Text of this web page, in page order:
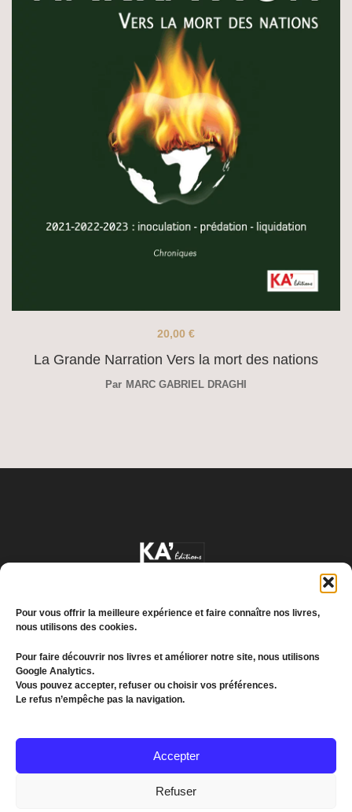
Pour vous offrir la meilleure expérience et faire connaître nos livres,
nous utilisons des cookies.
Pour faire découvrir nos livres et améliorer notre site, nous utilisons
Google Analytics.
Vous pouvez accepter, refuser ou choisir vos préférences.
Le refus n’empêche pas la navigation.
Accepter
Refuser
La Grande Narration Vers la mort des nations
20,00 €
Par MARC GABRIEL DRAGHI
Conditions générales de vente
Politique de confidentialité
© 2022 MEDDKOL. All Rights Reserved